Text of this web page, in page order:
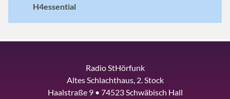
H4essential
Radio StHörfunk
Altes Schlachthaus, 2. Stock
Haalstraße 9 • 74523 Schwäbisch Hall